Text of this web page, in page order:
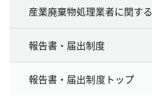
産業廃棄物処理業者に関す
報告書・届出制度
報告書・届出制度トップ